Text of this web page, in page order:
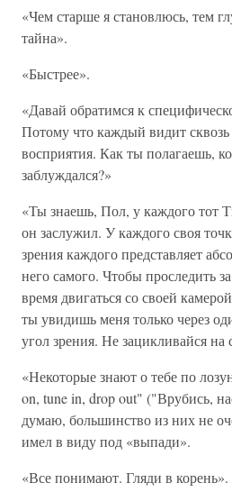
«Чем старше я становлюсь, тем
тайна».
«Быстрее».
«Давай обратимся к
Потому что каждый видит сквозь
восприятия. Как ты полагаешь,
заблуждался?»
«Ты знаешь, Пол, у каждого тот
он заслужил. У каждого своя
зрения каждого представляет
него самого. Чтобы проследить
время двигаться со своей
ты увидишь меня только через
угол зрения. Не зацикливайся на
«Некоторые знают о тебе по
on, tune in, drop out" ("Врубись,
думаю, большинство из них не
имел в виду под «выпади».
«Все понимают. Гляди в корень».